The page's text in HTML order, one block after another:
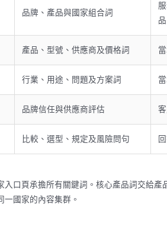
品牌、產品與國家組合詞
品
產品、型號、供應商及價格詞
行業、用途、問題及方案詞
品牌信任與供應商評估
比較、選型、規定及風險問句
入口頁承擔所有關鍵詞。核心產品詞交給
一國家的內容集群。